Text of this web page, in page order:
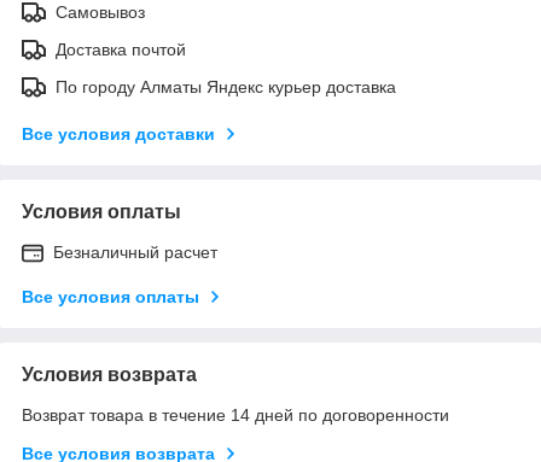
Самовывоз
Доставка почтой
По городу Алматы Яндекс курьер доставка
Все условия доставки
Условия оплаты
Безналичный расчет
Все условия оплаты
Условия возврата
Возврат товара в течение 14 дней по договоренности
Все условия возврата